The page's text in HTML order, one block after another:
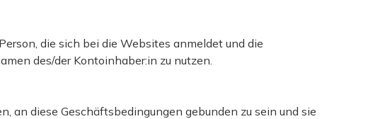
die sich bei die Websites anmeldet und die
des/der Kontoinhaber:in zu nutzen.
an diese Geschäftsbedingungen gebunden zu sein und sie